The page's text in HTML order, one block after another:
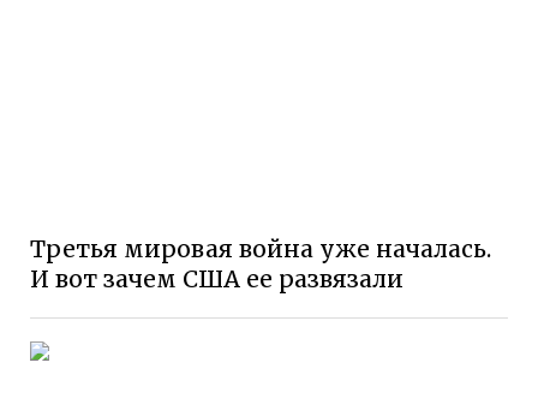
Третья мировая война уже началась.
И вот зачем США ее развязали